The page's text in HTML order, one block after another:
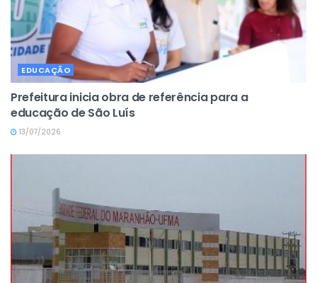
EDUCAÇÃO
Prefeitura inicia obra de referência para a
educação de São Luís
13/07/2026